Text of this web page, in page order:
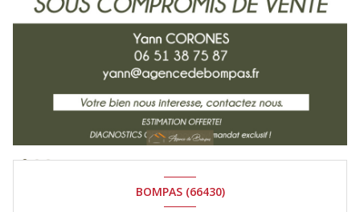
BOMPAS (66430)